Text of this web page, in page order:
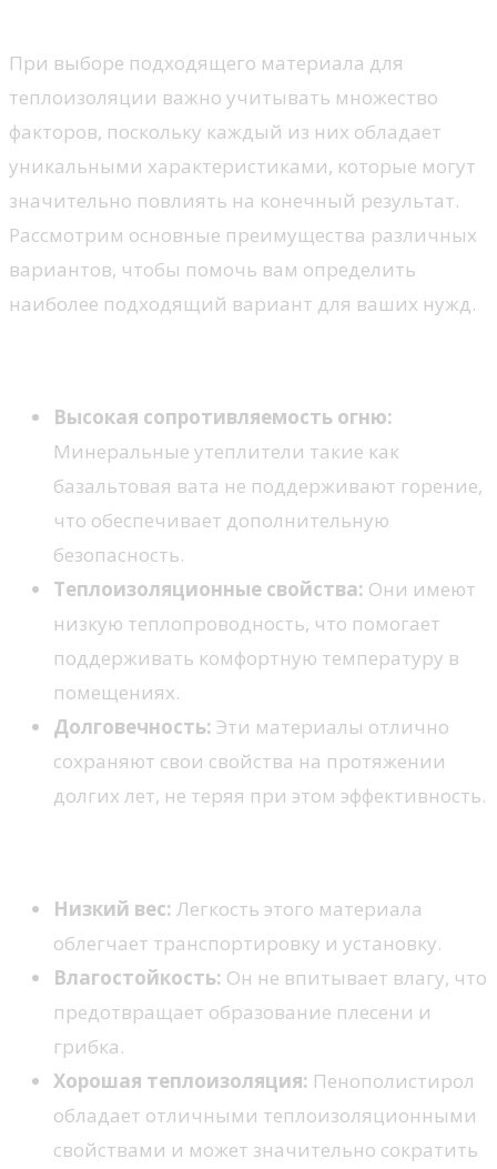
При выборе подходящего материала для
теплоизоляции важно учитывать множество
факторов, поскольку каждый из них обладает
уникальными характеристиками, которые могут
значительно повлиять на конечный результат.
Рассмотрим основные преимущества различных
вариантов, чтобы помочь вам определить
наиболее подходящий вариант для ваших нужд.
Высокая сопротивляемость огню:
Минеральные утеплители такие как
базальтовая вата не поддерживают горение,
что обеспечивает дополнительную
безопасность.
Теплоизоляционные свойства: Они имеют
низкую теплопроводность, что помогает
поддерживать комфортную температуру в
помещениях.
Долговечность: Эти материалы отлично
сохраняют свои свойства на протяжении
долгих лет, не теряя при этом эффективность.
Низкий вес: Легкость этого материала
облегчает транспортировку и установку.
Влагостойкость: Он не впитывает влагу, что
предотвращает образование плесени и
грибка.
Хорошая теплоизоляция: Пенополистирол
обладает отличными теплоизоляционными
свойствами и может значительно сократить